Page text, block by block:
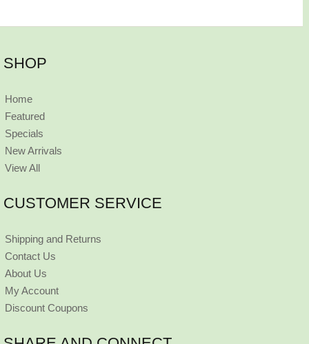
SHOP
Home
Featured
Specials
New Arrivals
View All
CUSTOMER SERVICE
Shipping and Returns
Contact Us
About Us
My Account
Discount Coupons